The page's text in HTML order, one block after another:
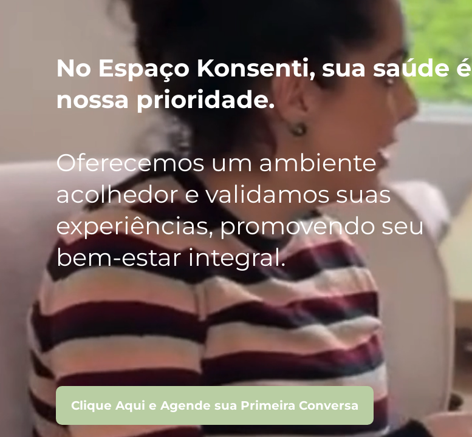
No Espaço Konsenti, sua saúde é
nossa prioridade.
Oferecemos um ambiente
acolhedor e validamos suas
experiências, promovendo seu
bem-estar integral.​
Clique Aqui e Agende sua Primeira Conversa